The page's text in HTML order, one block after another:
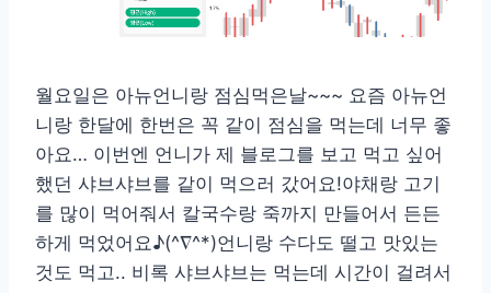
월요일은 아뉴언니랑 점심먹은날~~~ 요즘 아뉴언
니랑 한달에 한번은 꼭 같이 점심을 먹는데 너무 좋
아요… 이번엔 언니가 제 블로그를 보고 먹고 싶어
했던 샤브샤브를 같이 먹으러 갔어요!야채랑 고기
를 많이 먹어줘서 칼국수랑 죽까지 만들어서 든든
하게 먹었어요♪(^∇^*)언니랑 수다도 떨고 맛있는
것도 먹고.. 비록 샤브샤브는 먹는데 시간이 걸려서